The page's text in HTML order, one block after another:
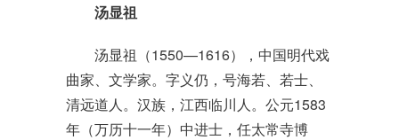
汤显祖
汤显祖（1550—1616），中国明代戏
曲家、文学家。字义仍，号海若、若士、
清远道人。汉族，江西临川人。公元1583
年（万历十一年）中进士，任太常寺博